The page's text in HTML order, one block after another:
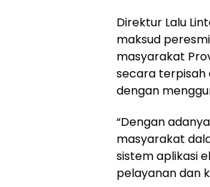
Direktur Lalu
maksud
masyarakat
secara terpisah
dengan
“Dengan
masyarakat
sistem aplikasi
pelayanan dan